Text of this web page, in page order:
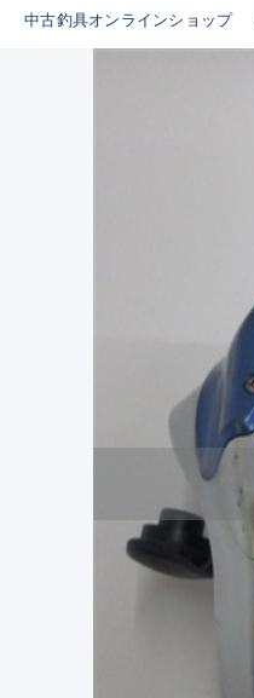
中古釣具オンラインショップ